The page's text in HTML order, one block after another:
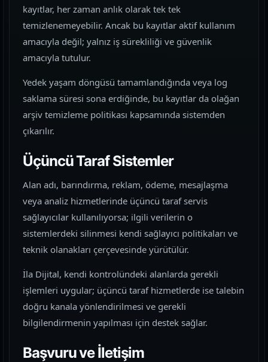
kayıtlar, her zaman anlık olarak tek tek
temizlenemeyebilir. Ancak bu kayıtlar aktif kullanım
amacıyla değil; yalnız iş sürekliliği ve güvenlik
amacıyla tutulur.
Yedek yaşam döngüsü tamamlandığında veya log
saklama süresi sona erdiğinde, bu kayıtlar da olağan
arşiv temizleme politikası kapsamında sistemden
çıkarılır.
Üçüncü Taraf Sistemler
Alan adı, barındırma, reklam, ödeme, mesajlaşma
veya analiz hizmetlerinde üçüncü taraf servis
sağlayıcılar kullanılıyorsa; ilgili verilerin o
sistemlerdeki silinmesi kendi sağlayıcı politikaları ve
teknik olanakları çerçevesinde yürütülür.
İla Dijital, kendi kontrolündeki alanlarda gerekli
işlemleri uygular; üçüncü taraf hizmetlerde ise talebin
doğru kanala yönlendirilmesi ve gerekli
bilgilendirmenin yapılması için destek sağlar.
Başvuru ve İletişim